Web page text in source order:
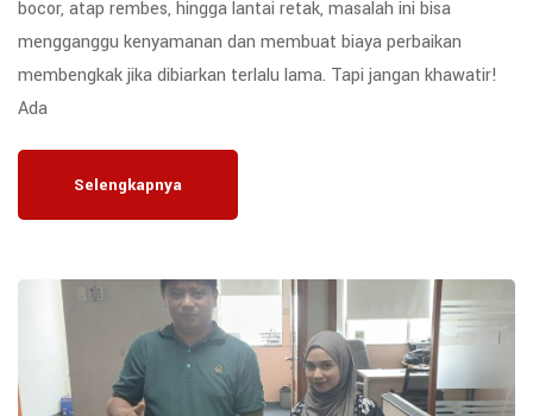
bocor, atap rembes, hingga lantai retak, masalah ini bisa
mengganggu kenyamanan dan membuat biaya perbaikan
membengkak jika dibiarkan terlalu lama. Tapi jangan khawatir!
Ada
Selengkapnya